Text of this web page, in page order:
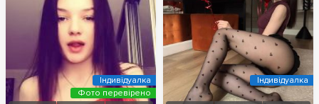
Фото перевірено
Індивідуалка Індивідуалка